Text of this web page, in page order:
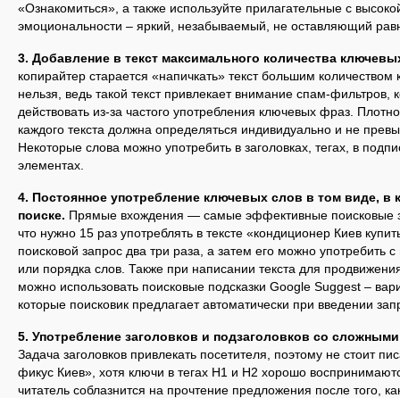
«Ознакомиться», а также используйте прилагательные с
эмоциональности – яркий, незабываемый, не оставляющий
3. Добавление в текст максимального количества
копирайтер старается «напичкать» текст большим
нельзя, ведь такой текст привлекает внимание спам-фильтров,
действовать из-за частого употребления ключевых фраз.
каждого текста должна определяться индивидуально и не
Некоторые слова можно употребить в заголовках, тегах, в
элементах.
4. Постоянное употребление ключевых слов в том виде, в
поиске. Прямые вхождения — самые эффективные поисковые
что нужно 15 раз употреблять в тексте «кондиционер Киев
поисковой запрос два три раза, а затем его можно употребить
или порядка слов. Также при написании текста для
можно использовать поисковые подсказки Google Suggest –
которые поисковик предлагает автоматически при введении
5. Употребление заголовков и подзаголовков со
Задача заголовков привлекать посетителя, поэтому не стоит
фикус Киев», хотя ключи в тегах H1 и H2 хорошо
читатель соблазнится на прочтение предложения после того,